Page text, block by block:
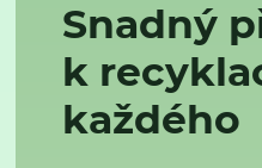
Snadný
k
každého